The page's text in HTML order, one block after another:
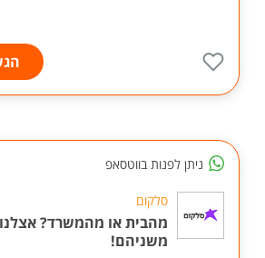
ניתן לפנות בווטסאפ
סלקום
מהבית או מהמשרד?
משניהם!